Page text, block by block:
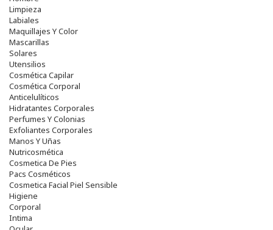
Limpieza
Labiales
Maquillajes Y Color
Mascarillas
Solares
Utensilios
Cosmética Capilar
Cosmética Corporal
Anticelulíticos
Hidratantes Corporales
Perfumes Y Colonias
Exfoliantes Corporales
Manos Y Uñas
Nutricosmética
Cosmetica De Pies
Pacs Cosméticos
Cosmetica Facial Piel Sensible
Higiene
Corporal
Intima